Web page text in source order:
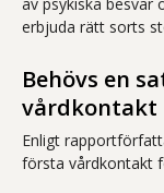
erbjuda rätt sorts
Behövs en
vårdkontakt
Enligt
första vårdkontakt